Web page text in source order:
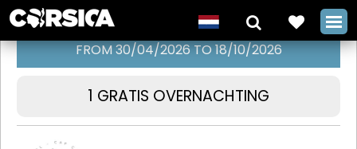
Verblijf
FROM 30/04/2026 TO 18/10/2026
1 GRATIS OVERNACHTING